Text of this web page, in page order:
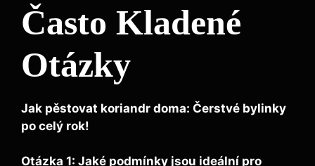
Často Kladené
Otázky
Jak pěstovat koriandr doma: Čerstvé bylinky
po celý rok!
Otázka 1: Jaké podmínky jsou ideální pro